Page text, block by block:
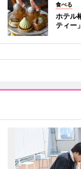
食べる
ホテル
ティー